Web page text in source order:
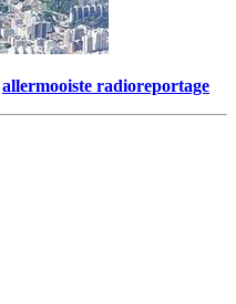
allermooiste radioreportage